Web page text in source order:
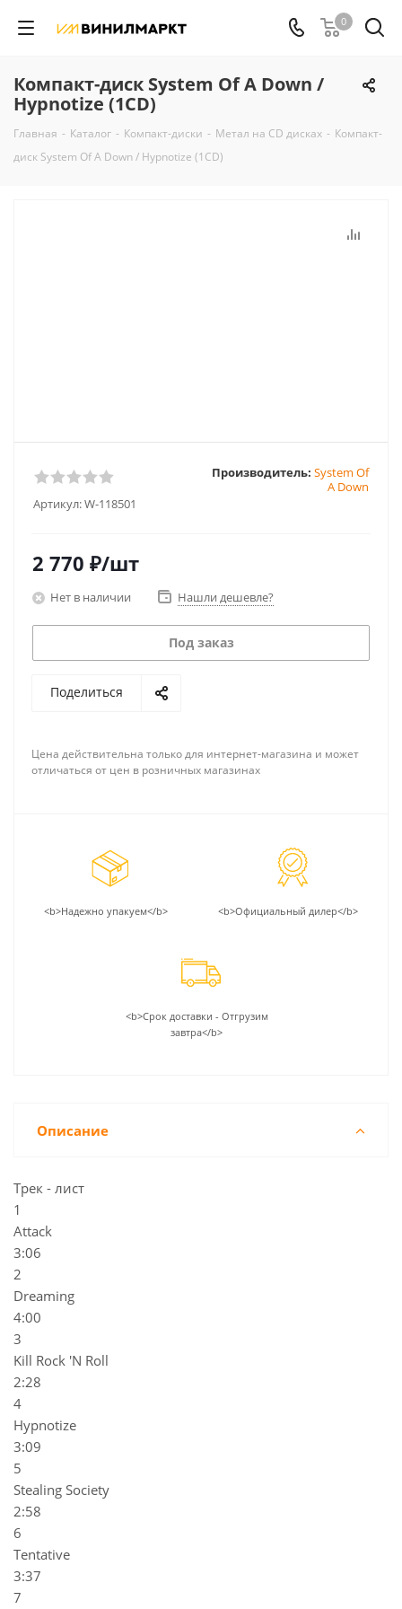
0
Компакт-диск System Of A Down /
Hypnotize (1CD)
Главная - Каталог - Компакт-диски - Метал на CD дисках - Компакт-
диск System Of A Down / Hypnotize (1CD)
Артикул:W-118501
Производитель: System Of
A Down
2 770 ₽/шт
Нет в наличии Нашли дешевле?
Под заказ
Поделиться
Цена действительна только для интернет-магазина и может
отличаться от цен в розничных магазинах
<b>Надежно упакуем</b> <b>Официальный дилер</b>
<b>Срок доставки - Отгрузим
завтра</b>
Описание
Трек - лист
1
Attack
3:06
2
Dreaming
4:00
3
Kill Rock 'N Roll
2:28
4
Hypnotize
3:09
5
Stealing Society
2:58
6
Tentative
3:37
7